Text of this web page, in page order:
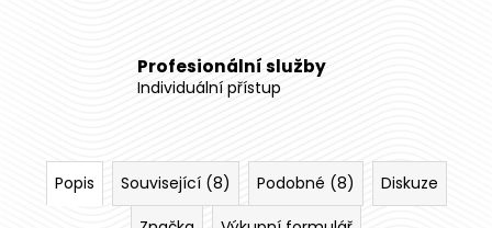
Profesionální služby
Individuální přístup
Popis Související (8) Podobné (8)
Diskuze